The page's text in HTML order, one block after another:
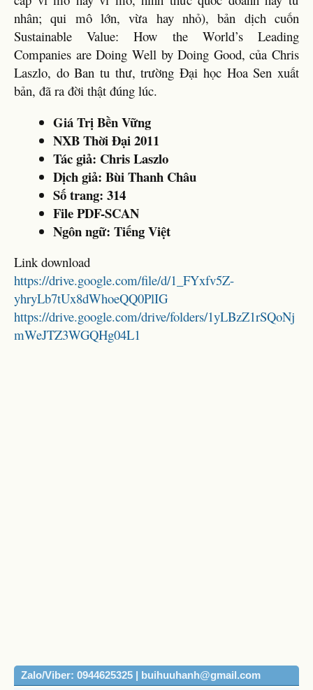
nhân; qui mô lớn, vừa hay nhỏ), bản dịch cuốn
Sustainable Value: How the World’s Leading
Companies are Doing Well by Doing Good, của Chris
Laszlo, do Ban tu thư, trường Đại học Hoa Sen xuất
bản, đã ra đời thật đúng lúc.
Giá Trị Bền Vững
NXB Thời Đại 2011
Tác giả: Chris Laszlo
Dịch giả: Bùi Thanh Châu
Số trang: 314
File PDF-SCAN
Ngôn ngữ: Tiếng Việt
Link download
https://drive.google.com/file/d/1_FYxfv5Z-
yhryLb7tUx8dWhoeQQ0PlIG
https://drive.google.com/drive/folders/1yLBzZ1rSQoNj
mWeJTZ3WGQHg04L1
Zalo/Viber: 0944625325 | buihuuhanh@gmail.com